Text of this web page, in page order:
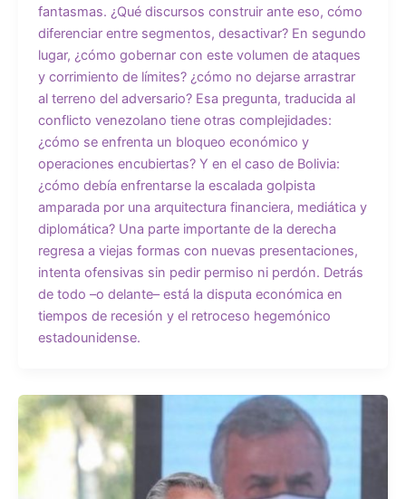
fantasmas. ¿Qué discursos construir ante eso, cómo
diferenciar entre segmentos, desactivar? En segundo
lugar, ¿cómo gobernar con este volumen de ataques
y corrimiento de límites? ¿cómo no dejarse arrastrar
al terreno del adversario? Esa pregunta, traducida al
conflicto venezolano tiene otras complejidades:
¿cómo se enfrenta un bloqueo económico y
operaciones encubiertas? Y en el caso de Bolivia:
¿cómo debía enfrentarse la escalada golpista
amparada por una arquitectura financiera, mediática y
diplomática? Una parte importante de la derecha
regresa a viejas formas con nuevas presentaciones,
intenta ofensivas sin pedir permiso ni perdón. Detrás
de todo –o delante– está la disputa económica en
tiempos de recesión y el retroceso hegemónico
estadounidense.